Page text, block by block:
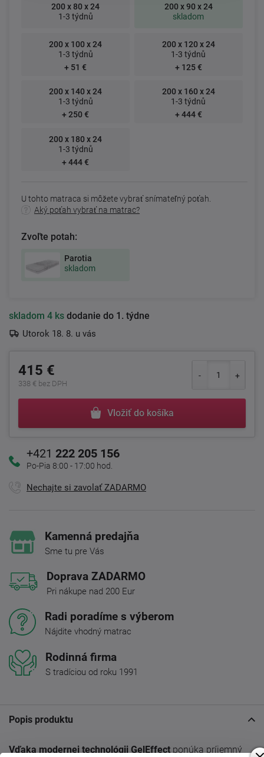
200 x 80 x 24
1-3 týdnů
200 x 90 x 24
skladom
200 x 100 x 24
1-3 týdnů
+ 51 €
200 x 120 x 24
1-3 týdnů
+ 125 €
200 x 140 x 24
1-3 týdnů
+ 250 €
200 x 160 x 24
1-3 týdnů
+ 444 €
200 x 180 x 24
1-3 týdnů
+ 444 €
U tohto matraca si môžete vybrať snímateľný poťah.
Aký poťah vybrať na matrac?
Zvoľte potah:
Parotia
skladom
skladom 4 ks dodanie do 1. týdne
Utorok 18. 8. u vás
415 €
338 € bez DPH
Vložiť do košíka
+421 222 205 156
Po-Pia 8:00 - 17:00 hod.
Nechajte si zavolať ZADARMO
Kamenná predajňa
Sme tu pre Vás
Doprava ZADARMO
Pri nákupe nad 200 Eur
Radi poradíme s výberom
Nájdite vhodný matrac
Rodinná firma
S tradíciou od roku 1991
Popis produktu
Vďaka modernej technológii GelEffect ponúka príjemný